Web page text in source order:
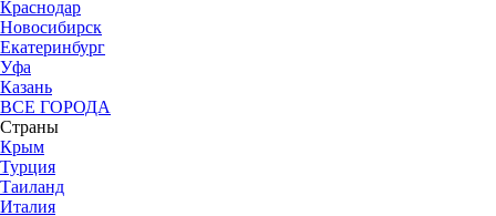
Краснодар
Новосибирск
Екатеринбург
Уфа
Казань
ВСЕ ГОРОДА
Страны
Крым
Турция
Таиланд
Италия